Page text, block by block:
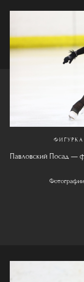
ФИГУРКА
Павловский Посад —